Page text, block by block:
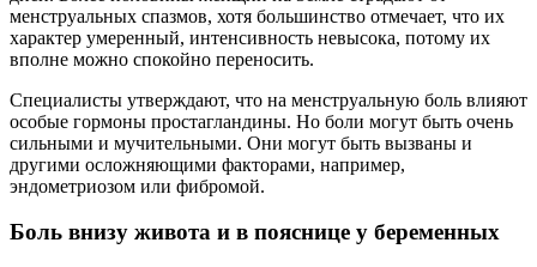
менструальных спазмов, хотя большинство отмечает, что их
характер умеренный, интенсивность невысока, потому их
вполне можно спокойно переносить.
Специалисты утверждают, что на менструальную боль влияют
особые гормоны простагландины. Но боли могут быть очень
сильными и мучительными. Они могут быть вызваны и
другими осложняющими факторами, например,
эндометриозом или фибромой.
Боль внизу живота и в пояснице у беременных